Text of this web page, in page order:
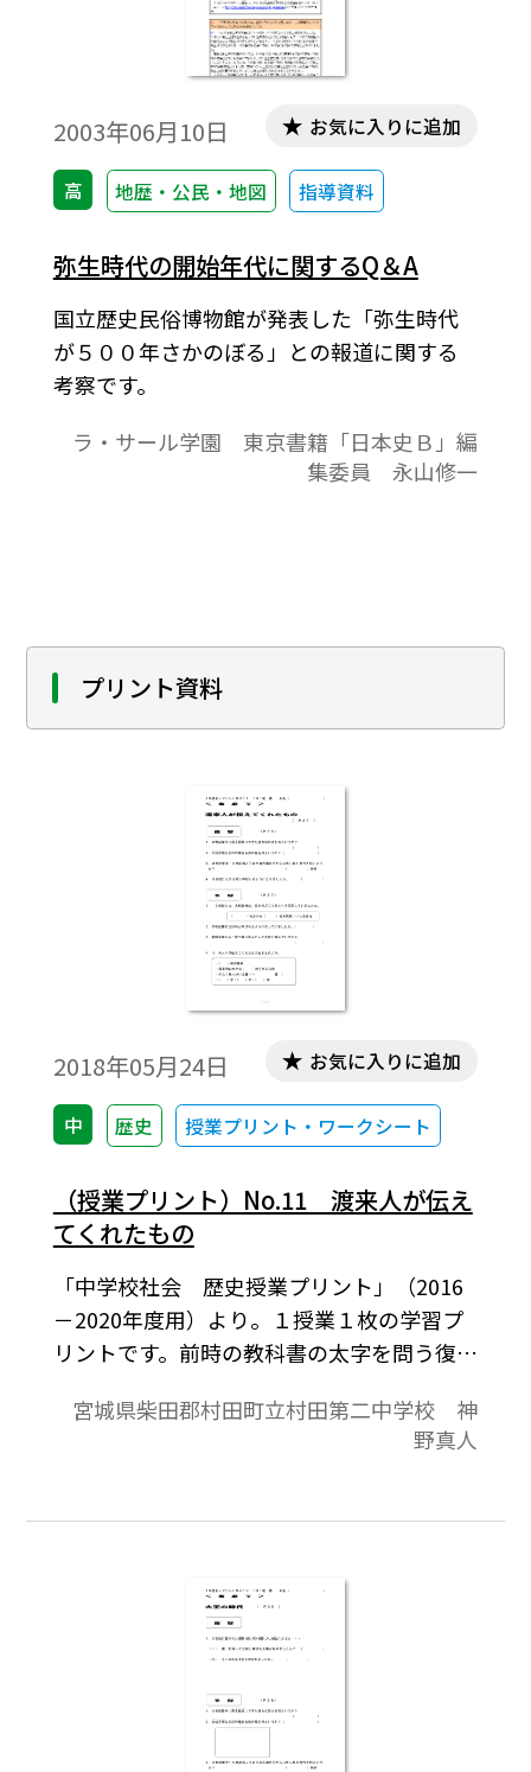
2003年06月10日
高 地歴・公民・地図 指導資料
お気に入りに追加
弥生時代の開始年代に関するQ＆A
国立歴史民俗博物館が発表した「弥生時代
が５００年さかのぼる」との報道に関する
考察です。
ラ・サール学園 東京書籍「日本史Ｂ」編
集委員 永山修一
プリント資料
2018年05月24日
中 歴史 授業プリント・ワークシート
お気に入りに追加
（授業プリント）No.11 渡来人が伝え
てくれたもの
「中学校社会 歴史授業プリント」（2016
－2020年度用）より。１授業１枚の学習プ
リントです。前時の教科書の太字を問う復習
と授業の板書の記入欄が表面の内容です。教
科書の授業課題をもとにした作文記入欄，
を中心に，家庭学習と授業の取り組みが１
業の略案にもなっています。
宮城県柴田郡村田町立村田第二中学校 神
野真人